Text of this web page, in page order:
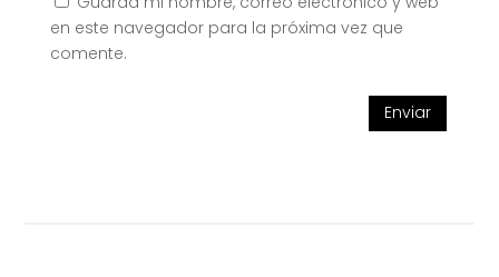
en este navegador para la próxima vez que
comente.
Enviar